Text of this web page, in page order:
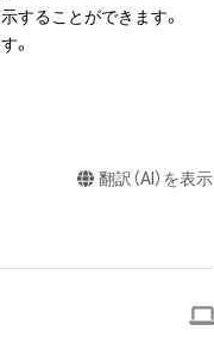
することができます。
。
楽、商標またはロゴ等を含
ます。）を意味します。）
翻訳（AI）を表示